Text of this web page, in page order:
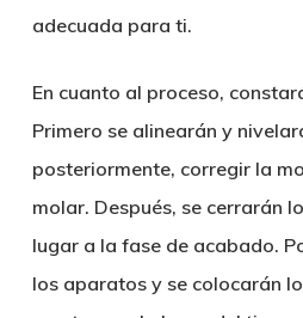
adecuada para ti.
En cuanto al proceso,
Primero se alinearán y
posteriormente, corregir la
molar. Después, se cerrarán
lugar a la fase de acabado.
los aparatos y se colocarán